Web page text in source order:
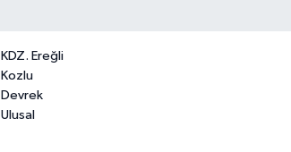
KDZ. Ereğli
Kozlu
Devrek
Ulusal